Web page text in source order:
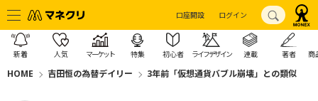
口座開設 ログイン
新着 人気 マーケット 特集 初心者 ライフデザイン 連載 著者 商
HOME 吉田恒の為替デイリー 3年前「仮想通貨バブル崩壊」との類似